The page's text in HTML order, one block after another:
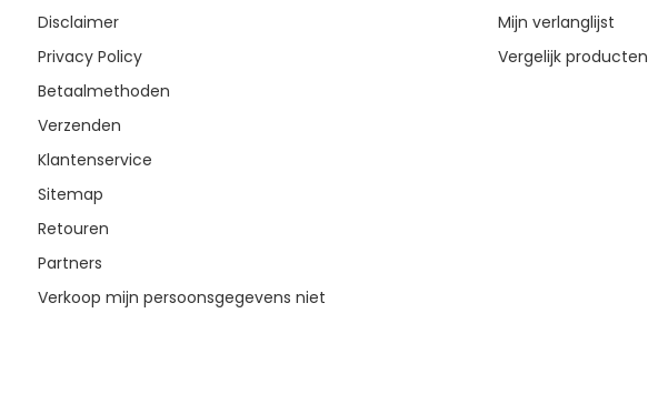
Disclaimer
Privacy Policy
Betaalmethoden
Verzenden
Klantenservice
Sitemap
Retouren
Partners
Verkoop mijn persoonsgegevens niet
Mijn verlanglijst
Vergelijk producten